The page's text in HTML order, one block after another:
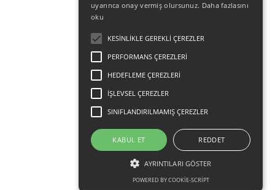
uyarınca onay vermiş olursunuz. Daha fazlasını
oku
KESINLIKLE GEREKLI ÇEREZLER
PERFORMANS ÇEREZLERI
HEDEFLEME ÇEREZLERI
İŞLEVSEL ÇEREZLER
SINIFLANDIRILMAMIŞ ÇEREZLER
KABUL ET REDDET
AYRINTILARI GÖSTER
POWERED BY COOKIE-SCRIPT